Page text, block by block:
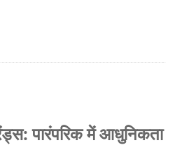
पारंपरिक में आधुनिकता